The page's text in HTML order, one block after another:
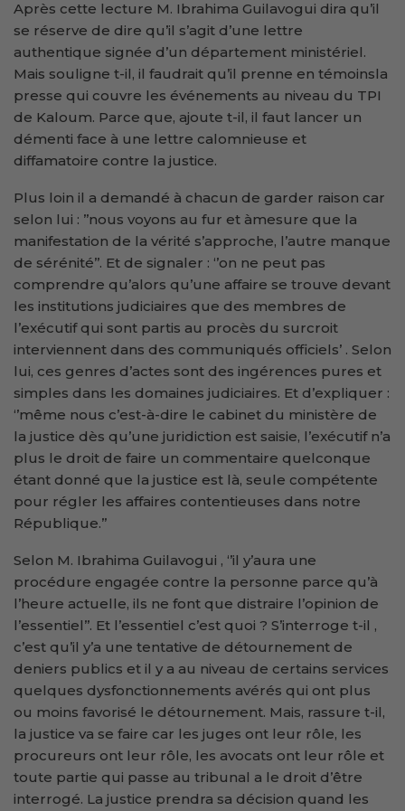
Après cette lecture M. Ibrahima Guilavogui dira qu’il
se réserve de dire qu’il s’agit d’une lettre
authentique signée d’un département ministériel.
Mais souligne t-il, il faudrait qu’il prenne en témoinsla
presse qui couvre les événements au niveau du TPI
de Kaloum. Parce que, ajoute t-il, il faut lancer un
démenti face à une lettre calomnieuse et
diffamatoire contre la justice.
Plus loin il a demandé à chacun de garder raison car
selon lui : ’’nous voyons au fur et àmesure que la
manifestation de la vérité s’approche, l’autre manque
de sérénité’’. Et de signaler : ‘’on ne peut pas
comprendre qu’alors qu’une affaire se trouve devant
les institutions judiciaires que des membres de
l’exécutif qui sont partis au procès du surcroit
interviennent dans des communiqués officiels’ . Selon
lui, ces genres d’actes sont des ingérences pures et
simples dans les domaines judiciaires. Et d’expliquer :
‘’même nous c’est-à-dire le cabinet du ministère de
la justice dès qu’une juridiction est saisie, l’exécutif n’a
plus le droit de faire un commentaire quelconque
étant donné que la justice est là, seule compétente
pour régler les affaires contentieuses dans notre
République.’’
Selon M. Ibrahima Guilavogui , ‘’il y’aura une
procédure engagée contre la personne parce qu’à
l’heure actuelle, ils ne font que distraire l’opinion de
l’essentiel’’. Et l’essentiel c’est quoi ? S’interroge t-il ,
c’est qu’il y’a une tentative de détournement de
deniers publics et il y a au niveau de certains services
quelques dysfonctionnements avérés qui ont plus
ou moins favorisé le détournement. Mais, rassure t-il,
la justice va se faire car les juges ont leur rôle, les
procureurs ont leur rôle, les avocats ont leur rôle et
toute partie qui passe au tribunal a le droit d’être
interrogé. La justice prendra sa décision quand les